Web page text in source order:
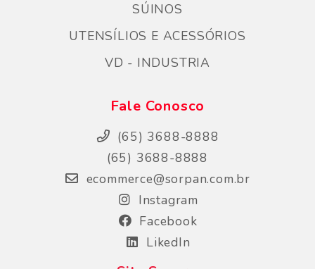
SÚINOS
UTENSÍLIOS E ACESSÓRIOS
VD - INDUSTRIA
Fale Conosco
(65) 3688-8888
(65) 3688-8888
ecommerce@sorpan.com.br
Instagram
Facebook
LikedIn